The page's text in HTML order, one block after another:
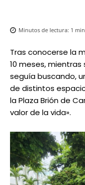
Minutos de lectura: 1
Tras conocerse la
10 meses,
seguía buscando,
de distintos
la Plaza Brión de
valor de la vida».